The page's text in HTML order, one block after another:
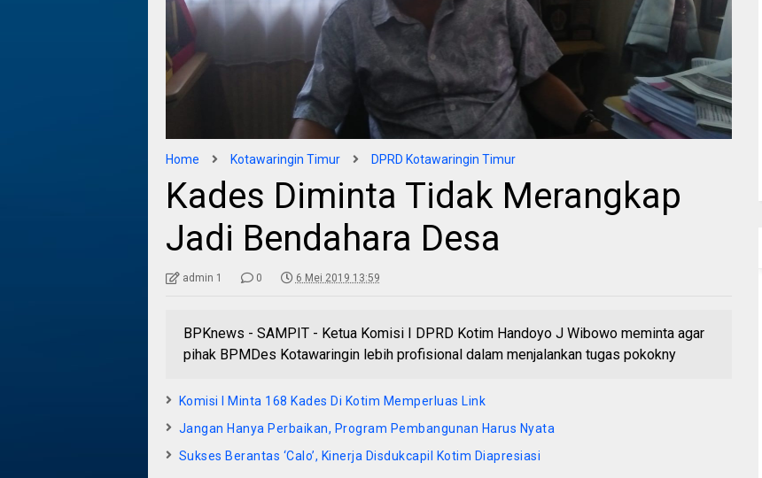
Home Kotawaringin Timur DPRD Kotawaringin Timur
Kades Diminta Tidak Merangkap
Jadi Bendahara Desa
admin 1 0 6 Mei 2019 13:59
BPKnews - SAMPIT - Ketua Komisi I DPRD Kotim Handoyo J Wibowo meminta agar
pihak BPMDes Kotawaringin lebih profisional dalam menjalankan tugas pokokny
Komisi I Minta 168 Kades Di Kotim Memperluas Link
Jangan Hanya Perbaikan, Program Pembangunan Harus Nyata
Sukses Berantas ‘Calo’, Kinerja Disdukcapil Kotim Diapresiasi